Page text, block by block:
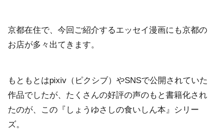
京都在住で、今回ご紹介するエッセイ漫画にも京都の
お店が多々出てきます。
もともとはpixiv（ピクシブ）やSNSで公開されていた
作品でしたが、たくさんの好評の声のもと書籍化され
たのが、この『しょうゆさしの食いしん本』シリー
ズ。